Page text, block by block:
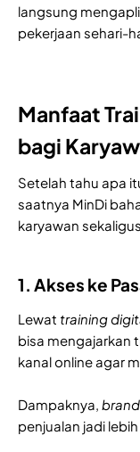
langsung
pekerjaan sehari-
Manfaat
bagi
Setelah tahu apa
saatnya MinDi
karyawan
1. Akses ke
Lewat training
bisa mengajarkan
kanal online agar
Dampaknya,
penjualan jadi